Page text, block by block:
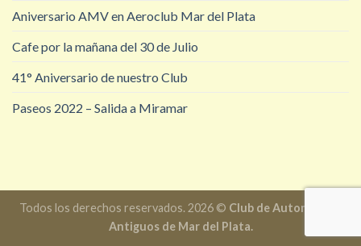
Aniversario AMV en Aeroclub Mar del Plata
Cafe por la mañana del 30 de Julio
41° Aniversario de nuestro Club
Paseos 2022 – Salida a Miramar
Todos los derechos reservados. 2026 © Club de Automóviles
Antiguos de Mar del Plata.